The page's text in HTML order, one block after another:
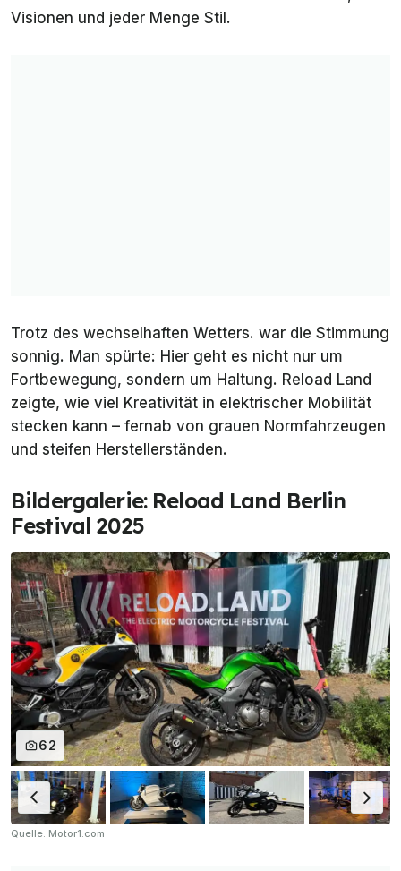
Visionen und jeder Menge Stil.
Trotz des wechselhaften Wetters. war die Stimmung
sonnig. Man spürte: Hier geht es nicht nur um
Fortbewegung, sondern um Haltung. Reload Land
zeigte, wie viel Kreativität in elektrischer Mobilität
stecken kann – fernab von grauen Normfahrzeugen
und steifen Herstellerständen.
Bildergalerie: Reload Land Berlin
Festival 2025
62
Quelle: Motor1.com